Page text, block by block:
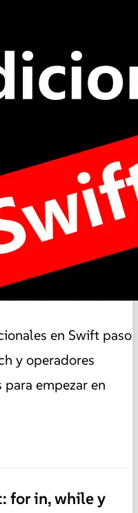
en Swift paso
y operadores
empezar en
for in, while y